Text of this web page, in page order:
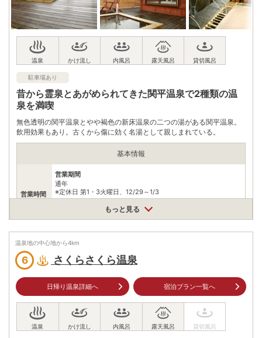
駐車場あり
昔から霊泉とあがめられてきた関平温泉で2種類の温
泉を満喫
無色透明の関平温泉とやや褐色の新床温泉の二つの湯がある関平温泉。
飲用効果もあり。古くから傷に効く名湯として親しまれている。
基本情報
営業時間
営業期間
通年
※定休日 第1・3火曜日、12/29～1/3
4月～9月 8:30～18:00/10月～3月 8:30～17:00
入浴料 大人380円、小学生150円､幼児無料
泉質 単純温泉
アクセス
住所
鹿児島県霧島市牧園町三体堂2057-10
九州自動車道横川ICから県道50号、国道223号を霧島温泉郷方
面へ20km
公共交通機関
もっと見る
温泉地の中心地から4km
6 さくらさくら温泉
日帰り温泉詳細へ 宿泊プラン一覧へ